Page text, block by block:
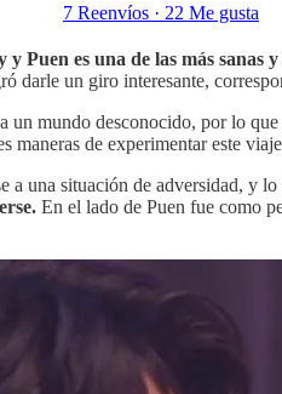
7 Reenvíos · 22 Me gusta
Puen es una de las más sanas
darle un giro interesante,
un mundo desconocido, por lo
maneras de experimentar este
a una situación de adversidad, y
En el lado de Puen fue como